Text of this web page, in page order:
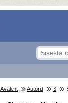
Avaleht Autorid S